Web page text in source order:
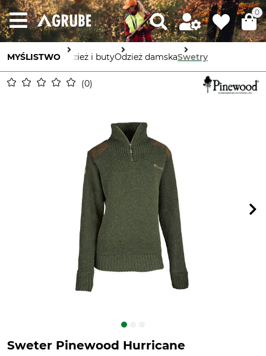
0
MYŚLISTWO Odzież i butyOdzież damskaSwetry
0
Sweter Pinewood Hurricane